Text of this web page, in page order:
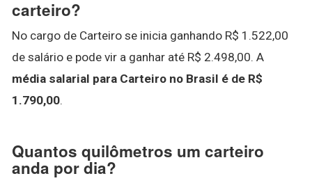
carteiro?
No cargo de Carteiro se inicia ganhando R$ 1.522,00
de salário e pode vir a ganhar até R$ 2.498,00. A
média salarial para Carteiro no Brasil é de R$
1.790,00.
Quantos quilômetros um carteiro
anda por dia?